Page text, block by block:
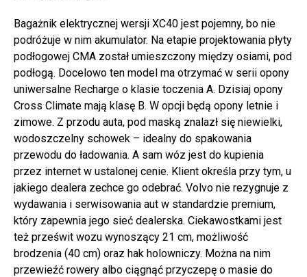
Bagażnik elektrycznej wersji XC40 jest pojemny, bo nie
podróżuje w nim akumulator. Na etapie projektowania płyty
podłogowej CMA został umieszczony między osiami, pod
podłogą. Docelowo ten model ma otrzymać w serii opony
uniwersalne Recharge o klasie toczenia A. Dzisiaj opony
Cross Climate mają klasę B. W opcji będą opony letnie i
zimowe. Z przodu auta, pod maską znalazł się niewielki,
wodoszczelny schowek – idealny do spakowania
przewodu do ładowania. A sam wóz jest do kupienia
przez internet w ustalonej cenie. Klient określa przy tym, u
jakiego dealera zechce go odebrać. Volvo nie rezygnuje z
wydawania i serwisowania aut w standardzie premium,
który zapewnia jego sieć dealerska. Ciekawostkami jest
też prześwit wozu wynoszący 21 cm, możliwość
brodzenia (40 cm) oraz hak holowniczy. Można na nim
przewieźć rowery albo ciągnąć przyczepę o masie do